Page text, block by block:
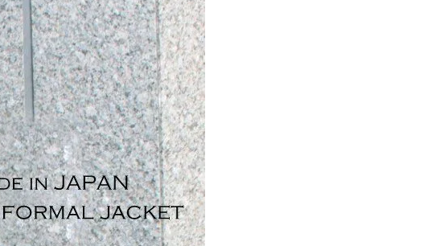
ヘアアクセ
サリー
シューズ